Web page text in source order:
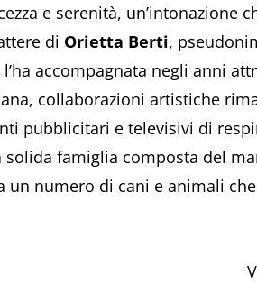
e serenità, un’intonazione
di Orietta Berti,
l’ha accompagnata negli anni
collaborazioni artistiche
pubblicitari e televisivi di
solida famiglia composta del
un numero di cani e animali